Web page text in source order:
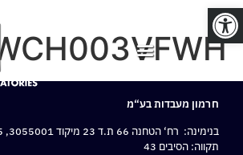
פתח סרגל נגישות
חרמון מעבדות בע“מ
בנימינה: רח‘ הטחנה 66 ת.ד 23 מיקוד 3055001,
תקווה: הסיבים 43